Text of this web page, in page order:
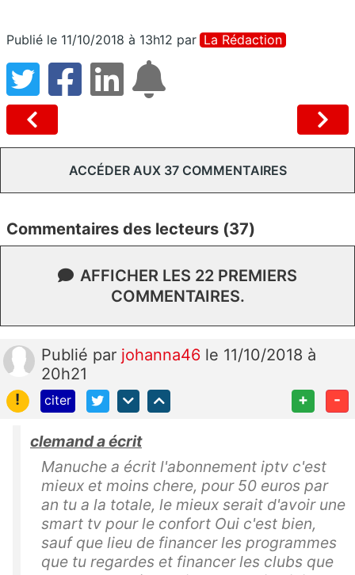
Publié le 11/10/2018 à 13h12 par La Rédaction
ACCÉDER AUX 37 COMMENTAIRES
Commentaires des lecteurs (37)
AFFICHER LES 22 PREMIERS
COMMENTAIRES.
Publié par johanna46 le 11/10/2018 à
20h21
!
citer + -
clemand a écrit
Manuche a écrit l'abonnement iptv c'est
mieux et moins chere, pour 50 euros par
an tu a la totale, le mieux serait d'avoir une
smart tv pour le confort Oui c'est bien,
sauf que lieu de financer les programmes
que tu regardes et financer les clubs que